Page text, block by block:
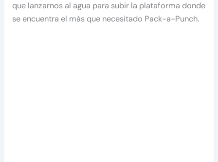
que lanzarnos al agua para subir la plataforma donde
se encuentra el más que necesitado Pack-a-Punch.